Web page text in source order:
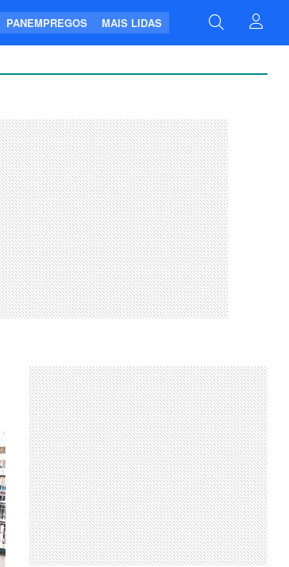
PANEMPREGOS MAIS LIDAS